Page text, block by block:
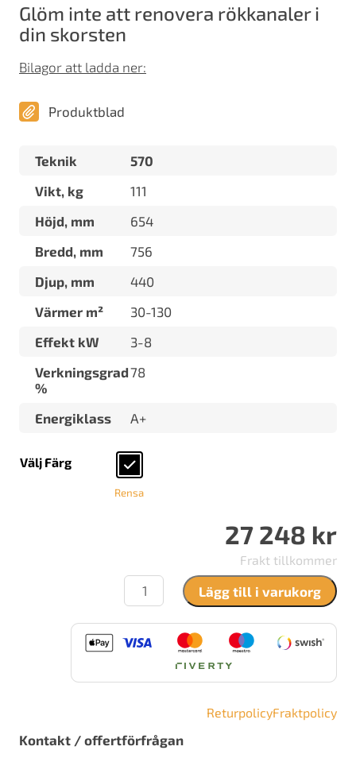
Glöm inte att renovera rökkanaler i
din skorsten
Bilagor att ladda ner:
Produktblad
Teknik
570
Vikt, kg
111
Höjd, mm
654
Bredd, mm
756
Djup, mm
440
Värmer m²
30-130
Effekt kW
3-8
Verkningsgrad
%
78
Energiklass A+
Välj Färg
Rensa
27 248 kr
Frakt tillkommer
Lotus
H570
Lägg till i varukorg
ReturpolicyFraktpolicy
Kontakt / offertförfrågan